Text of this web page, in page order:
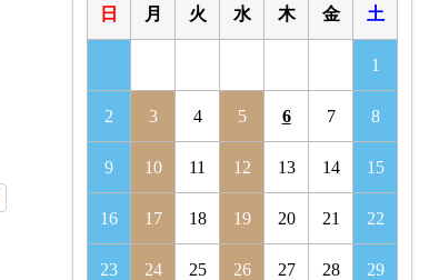
日 月 火 水 木 金 土
1
2 3 4 5 6 7 8
9 10 11 12 13 14 15
16 17 18 19 20 21 22
23 24 25 26 27 28 29